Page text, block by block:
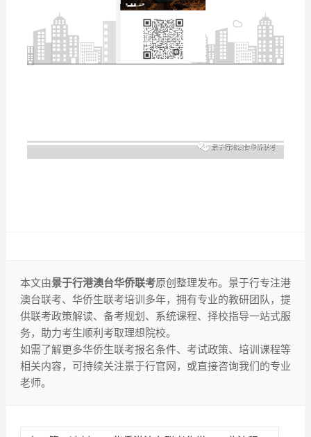
本文由景于行港澳台华侨联考原创整理发布。景于行专注港
澳台联考、华侨生联考培训多年，拥有专业的教研团队，提
供联考政策解读、备考规划、系统课程、择校指导一站式服
务，助力考生顺利考取理想院校。
如需了解更多华侨生联考报名条件、考试政策、培训课程等
相关内容，可持续关注景于行官网，或直接咨询我们的专业
老师。